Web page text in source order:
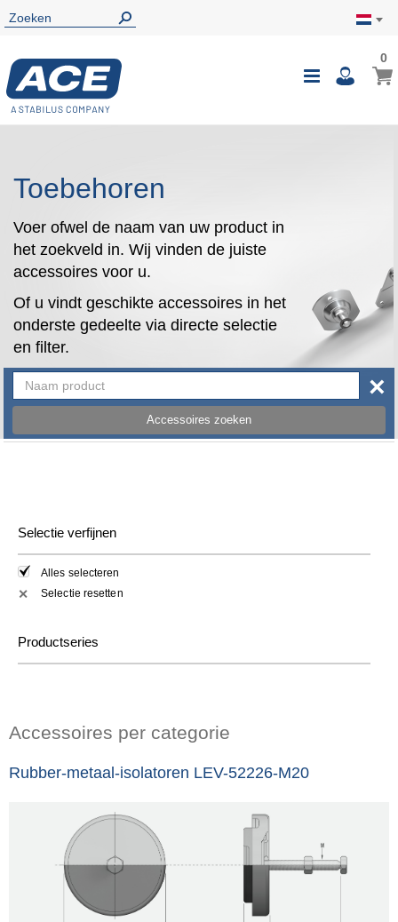
Toggle
00
Toebehoren
Voer ofwel de naam van uw product in
het zoekveld in. Wij vinden de juiste
accessoires voor u.
Of u vindt geschikte accessoires in het
onderste gedeelte via directe selectie
en filter.
Accessoires zoeken
×
Selectie verfijnen
Alles selecteren
✕ Selectie resetten
Productseries
Accessoires per categorie
Rubber-metaal-isolatoren LEV-52226-M20